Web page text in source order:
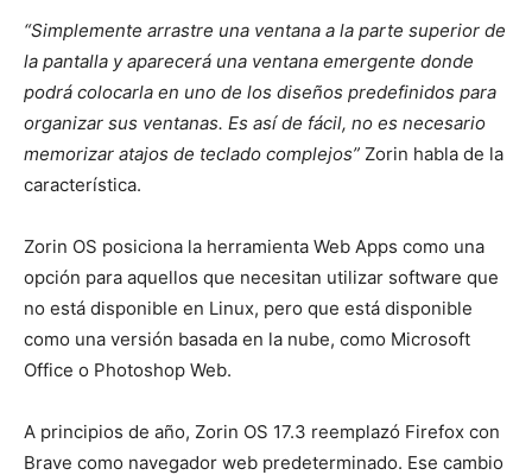
“Simplemente arrastre una ventana a la parte superior de
la pantalla y aparecerá una ventana emergente donde
podrá colocarla en uno de los diseños predefinidos para
organizar sus ventanas. Es así de fácil, no es necesario
memorizar atajos de teclado complejos” Zorin habla de la
característica.
Zorin OS posiciona la herramienta Web Apps como una
opción para aquellos que necesitan utilizar software que
no está disponible en Linux, pero que está disponible
como una versión basada en la nube, como Microsoft
Office o Photoshop Web.
A principios de año, Zorin OS 17.3 reemplazó Firefox con
Brave como navegador web predeterminado. Ese cambio